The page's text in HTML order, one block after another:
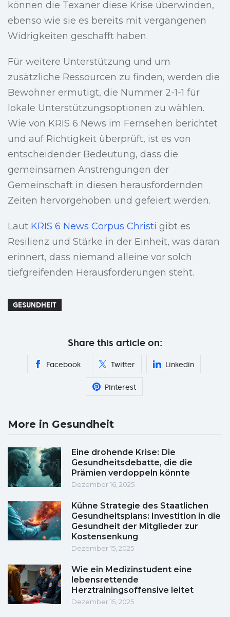
können die Texaner diese Krise überwinden,
ebenso wie sie es bereits mit vergangenen
Widrigkeiten geschafft haben.
Für weitere Unterstützung und um
zusätzliche Ressourcen zu finden, werden die
Bewohner ermutigt, die Nummer 2-1-1 für
lokale Unterstützungsoptionen zu wählen.
Wie von KRIS 6 News im Fernsehen berichtet
und auf Richtigkeit überprüft, ist es von
entscheidender Bedeutung, dass die
gemeinsamen Anstrengungen der
Gemeinschaft in diesen herausfordernden
Zeiten hervorgehoben und gefeiert werden.
Laut KRIS 6 News Corpus Christi gibt es
Resilienz und Stärke in der Einheit, was daran
erinnert, dass niemand alleine vor solch
tiefgreifenden Herausforderungen steht.
GESUNDHEIT
Share this article on:
Facebook Twitter Linkedin
Pinterest
More in Gesundheit
Eine drohende Krise: Die
Gesundheitsdebatte, die die
Prämien verdoppeln könnte
Dezember 16, 2025
Kühne Strategie des Staatlichen
Gesundheitsplans: Investition in die
Gesundheit der Mitglieder zur
Kostensenkung
Dezember 15, 2025
Wie ein Medizinstudent eine
lebensrettende
Herztrainingsoffensive leitet
Dezember 15, 2025